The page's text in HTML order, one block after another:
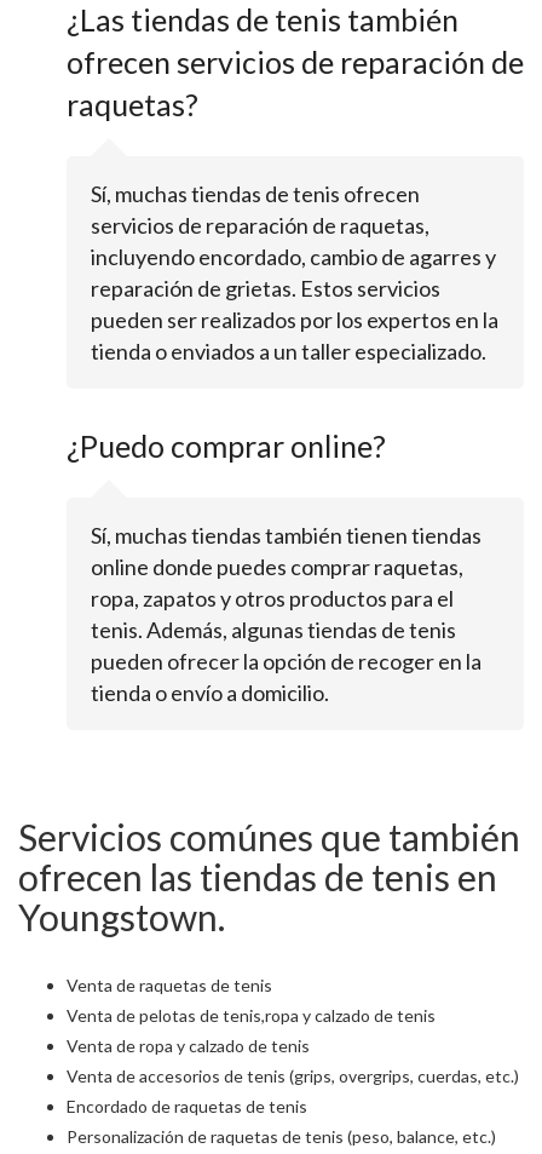
¿Las tiendas de tenis también
ofrecen servicios de reparación de
raquetas?
Sí, muchas tiendas de tenis ofrecen
servicios de reparación de raquetas,
incluyendo encordado, cambio de agarres y
reparación de grietas. Estos servicios
pueden ser realizados por los expertos en la
tienda o enviados a un taller especializado.
¿Puedo comprar online?
Sí, muchas tiendas también tienen tiendas
online donde puedes comprar raquetas,
ropa, zapatos y otros productos para el
tenis. Además, algunas tiendas de tenis
pueden ofrecer la opción de recoger en la
tienda o envío a domicilio.
Servicios comúnes que también
ofrecen las tiendas de tenis en
Youngstown.
Venta de raquetas de tenis
Venta de pelotas de tenis,ropa y calzado de tenis
Venta de ropa y calzado de tenis
Venta de accesorios de tenis (grips, overgrips, cuerdas, etc.)
Encordado de raquetas de tenis
Personalización de raquetas de tenis (peso, balance, etc.)